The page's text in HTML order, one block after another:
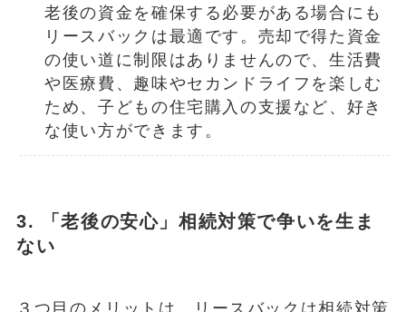
老後の資金を確保する必要がある場合にも
リースバックは最適です。売却で得た資金
の使い道に制限はありませんので、生活費
や医療費、趣味やセカンドライフを楽しむ
ため、子どもの住宅購入の支援など、好き
な使い方ができます。
3. 「老後の安心」相続対策で争いを生ま
ない